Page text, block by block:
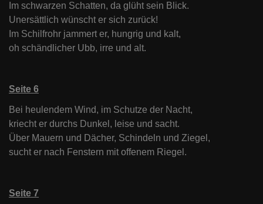
Im schwarzen Schatten, da glüht sein Blick.
Unersättlich wünscht er sich zurück!
Im Schilfrohr jammert er, hungrig und kalt,
oh schändlicher Ubb, irre und alt.
Seite 6
Bei heulendem Wind, im Schutze der Nacht,
kriecht er durchs Dunkel, leise und sacht.
Über Mauern und Dächer, Schindeln und Ziegel,
sucht er nach Fenstern mit offenem Riegel.
Seite 7